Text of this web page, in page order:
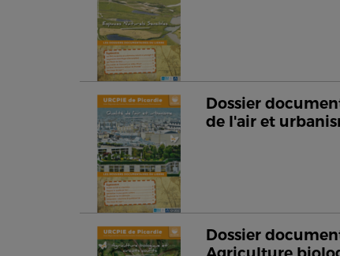
Dossier
de l'air et
Dossier